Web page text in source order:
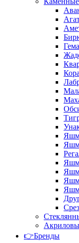
👉Бренды